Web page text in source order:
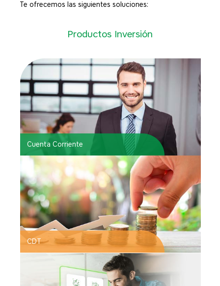
Te ofrecemos las siguientes soluciones:
Productos Inversión
Cuenta Corriente
CDT